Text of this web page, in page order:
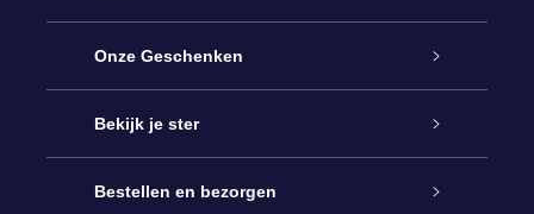
Service
Contact
Blog
Onze Geschenken
Online Star Gift
OSR Cadeaupakket
Bekijk je ster
Sterrenregister
Bestellen en bezorgen